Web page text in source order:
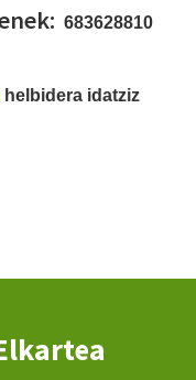
683628810
helbidera idatziz